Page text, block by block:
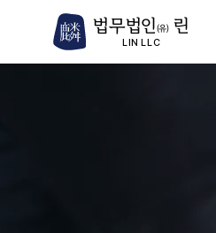
법무법인(유)린
LIN LLC